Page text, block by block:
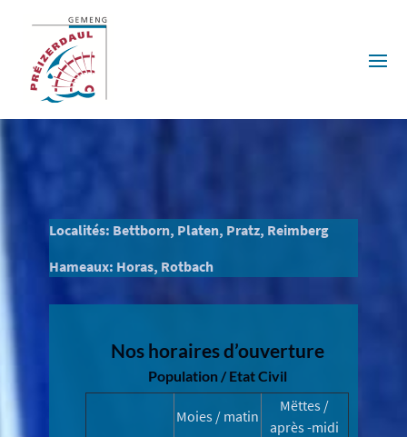
Localités: Bettborn, Platen, Pratz, Reimberg
Hameaux: Horas, Rotbach
Nos horaires d’ouverture
Population / Etat Civil
Moies / matin
Mëttes /
après -midi